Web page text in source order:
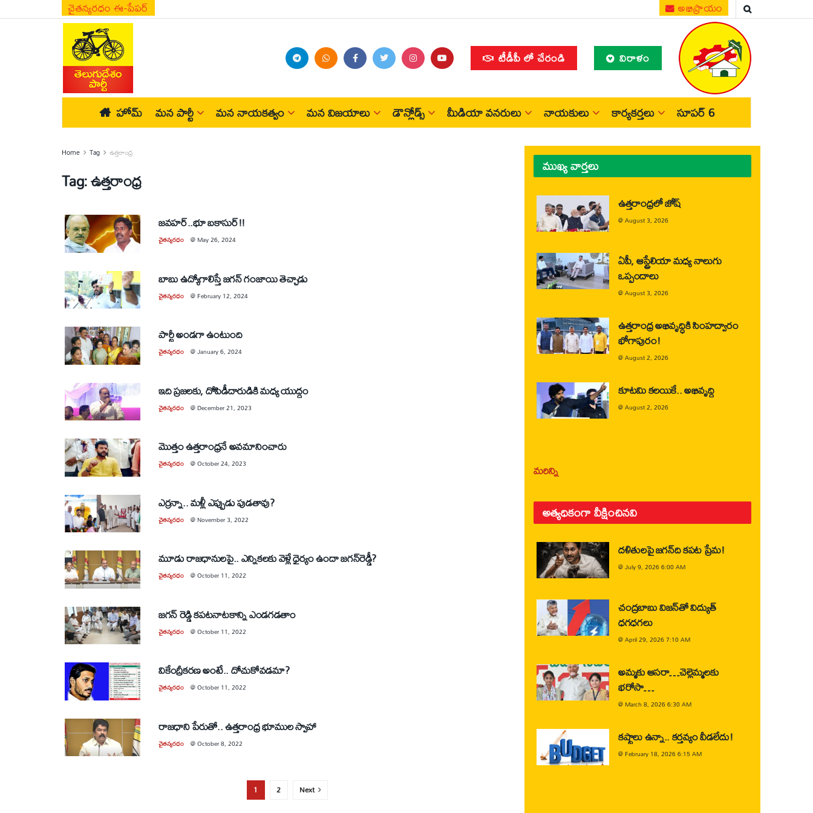
చైతన్యరధం ఈ-పేపర్ అభిప్రాయం
టీడీపీ లో చేరండి విరాళం
హోమ్ మన పార్టీ మన నాయకత్వం మన విజయాలు డౌన్లోడ్స్ మీడియా వనరులు నాయకులు కార్యకర్తలు సూపర్ 6
Home Tag ఉత్తరాంధ్ర
Tag:ఉత్తరాంధ్ర
జవహర్‌..భూ బకాసుర్‌!!
చైతన్యరధం @ May 26, 2024
బాబు ఉద్యోగాలిస్తే జగన్‌ గంజాయి తెచ్చాడు
చైతన్యరధం @February 12, 2024
పార్టీ అండగా ఉంటుంది
చైతన్యరధం @January 6, 2024
ఇది ప్రజలకు, దోపిడీదారుడికి మధ్య యుద్ధం
చైతన్యరధం @December 21, 2023
మొత్తం ఉత్తరాంధ్రనే అవమానించారు
చైతన్యరధం @October 24, 2023
ఎర్రన్నా.. మళ్లీ ఎప్పుడు పుడతావు?
చైతన్యరధం @November 3, 2022
మూడు రాజధానులపై.. ఎన్నికలకు వెళ్లే ధైర్యం ఉందా జగన్‌రెడ్డీ?
చైతన్యరధం @October 11, 2022
జగన్‌ రెడ్డి కపటనాటకాన్ని ఎండగడతాం
చైతన్యరధం @October 11, 2022
వికేంద్రీకరణ అంటే.. దోచుకోవడమా?
చైతన్యరధం @October 11, 2022
రాజధాని పేరుతో.. ఉత్తరాంధ్ర భూముల స్వాహా
చైతన్యరధం @October 8, 2022
1 2 Next
ముఖ్య వార్తలు
ఉత్తరాంధ్రలో జోష్
@August 3, 2026
ఏపీ, ఆస్ట్రేలియా మధ్య నాలుగు
ఒప్పందాలు
@August 3, 2026
ఉత్తరాంధ్ర అభివృద్ధికి సింహద్వారం
భోగాపురం!
@August 2, 2026
కూటమి కలయికే.. అభివృద్ధి
@August 2, 2026
మరిన్ని
అత్యధికంగా వీక్షించినవి
దళితులపై జగన్‌ది కపట ప్రేమ!
@July 9, 2026 6:00 AM
చంద్రబాబు విజన్‌తో విద్యుత్
ధగధగలు
@April 29, 2026 7:10 AM
అమ్మకు ఆసరా…చెల్లెమ్మలకు
భరోసా…
@ March 8, 2026 6:30 AM
కష్టాలు ఉన్నా.. కర్తవ్యం వీడలేదు!
@February 18, 2026 6:15 AM